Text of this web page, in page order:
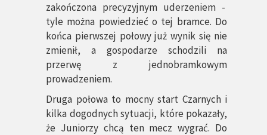
zakończona precyzyjnym uderzeniem -
tyle można powiedzieć o tej bramce. Do
końca pierwszej połowy już wynik się nie
zmienił, a gospodarze schodzili na
przerwę z jednobramkowym
prowadzeniem.
Druga połowa to mocny start Czarnych i
kilka dogodnych sytuacji, które pokazały,
że Juniorzy chcą ten mecz wygrać. Do